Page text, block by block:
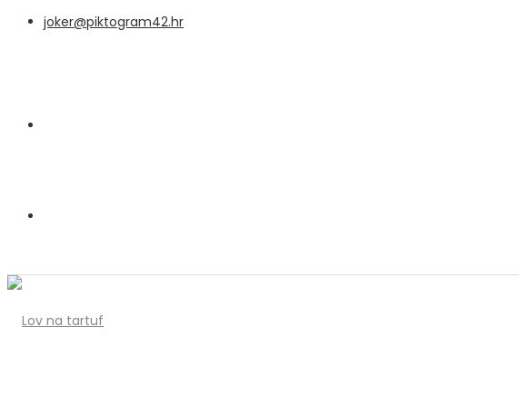
joker@piktogram42.hr